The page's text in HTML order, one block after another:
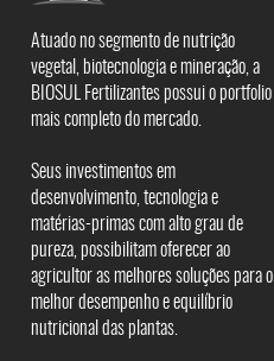
Atuado no segmento de nutrição
vegetal, biotecnologia e mineração, a
BIOSUL Fertilizantes possui o portfolio
mais completo do mercado.
Seus investimentos em
desenvolvimento, tecnologia e
matérias-primas com alto grau de
pureza, possibilitam oferecer ao
agricultor as melhores soluções para o
melhor desempenho e equilíbrio
nutricional das plantas.